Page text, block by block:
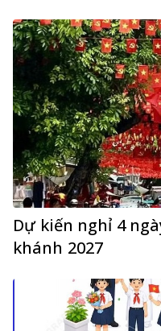
Dự kiến nghỉ 4
khánh 2027